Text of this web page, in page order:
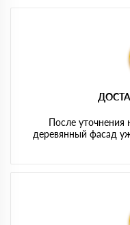
После уточнения
деревянный фасад